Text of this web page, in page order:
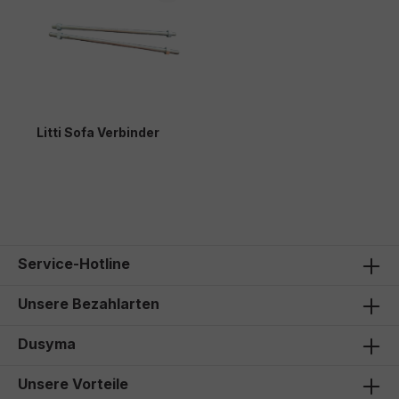
Litti Sofa Verbinder
Service-Hotline
Unsere Bezahlarten
Dusyma
Unsere Vorteile